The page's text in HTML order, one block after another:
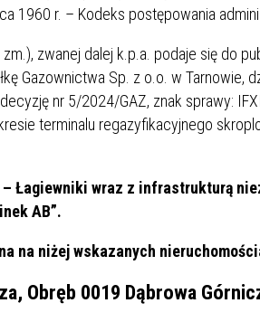
OFERTY PRACY
PLAN OGÓLNY
KAMPANIA
EKOLOGICZNA W
LINEARNY
INFORMACJE MOPS
UCZNIÓW
ZAKŁADANIE
NIEPUBLICZNYCH
I ST. IM. FRYDERYKA
ZAPOMOGOWO-
PRACOWNIKÓW
1960 r. – Kodeks postępowania
zwanej dalej k.p.a. podaje się do
Gazownictwa Sp. z o.o. w Tarnowie,
nr 5/2024/GAZ, znak sprawy:
terminalu regazyfikacyjnego
– Łagiewniki wraz z infrastrukturą
AB”.
na niżej wskazanych
Obręb 0019 Dąbrowa